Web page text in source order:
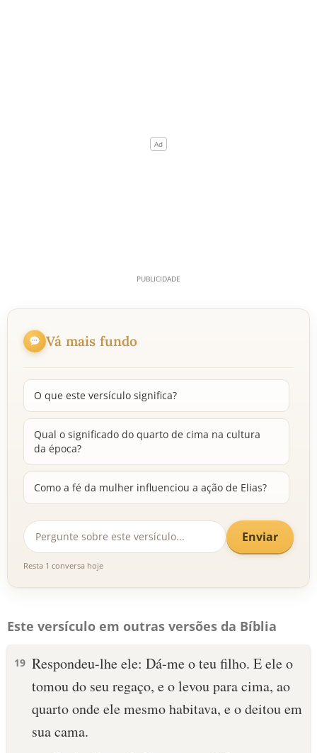
Vá mais fundo
O que este versículo significa?
Qual o significado do quarto de cima na cultura
da época?
Como a fé da mulher influenciou a ação de Elias?
Enviar
Resta 1 conversa hoje
Este versículo em outras versões da Bíblia
19 Respondeu-lhe ele: Dá-me o teu filho. E ele o
tomou do seu regaço, e o levou para cima, ao
quarto onde ele mesmo habitava, e o deitou em
sua cama.